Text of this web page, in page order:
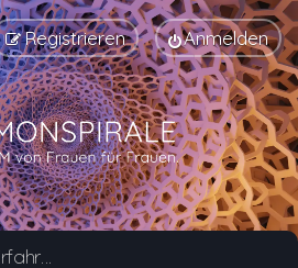
Anmelden
Registrieren
Mirena Erfahrungsberichte und Nebenwirkungen